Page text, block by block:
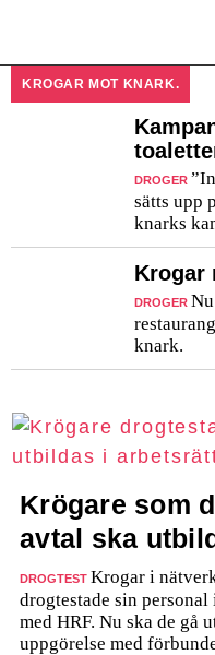
KROGAR MOT KNARK.
DROGER
sätts upp
knarks
Krogar
DROGER
knark.
Krögare som
avtal ska
DROGTEST Krogar i
drogtestade sin
med HRF. Nu ska de gå
uppgörelse med